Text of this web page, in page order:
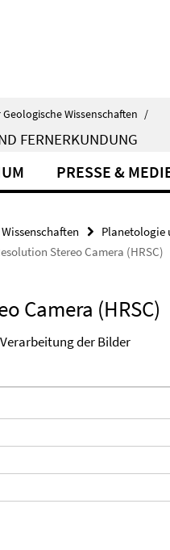
Wissenschaften /
FERNERKUNDUNG
PRESSE &
Planetologie
Stereo Camera (HRSC)
Camera (HRSC)
der Bilder